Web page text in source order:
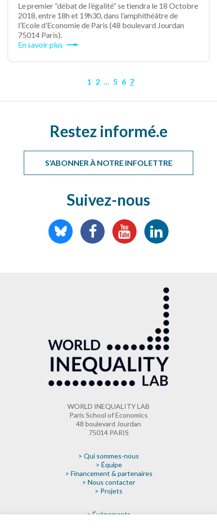
Le premier “débat de l’égalité” se tiendra le 18 Octobre
2018, entre 18h et 19h30, dans l’amphithéâtre de
l’Ecole d’Economie de Paris (48 boulevard Jourdan
75014 Paris).
En savoir plus
1 2 … 5 6 7
Restez informé.e
S'ABONNER À NOTRE INFOLETTRE
Suivez-nous
WORLD INEQUALITY LAB
Paris School of Economics
48 boulevard Jourdan
75014 PARIS
> Qui sommes-nous
> Équipe
> Financement & partenaires
> Nous contacter
> Projets
> Événements